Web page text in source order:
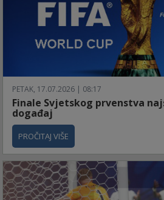
PETAK, 17.07.2026 | 08:17
Finale Svjetskog prvenstva
događaj
PROČITAJ VIŠE